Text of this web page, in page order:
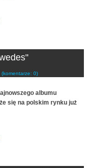
(komentarze: 0)
albumu
się na polskim rynku już